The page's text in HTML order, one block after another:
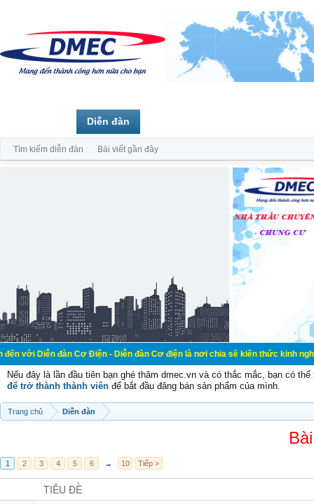
đàn Cơ Điện - Diễn đàn Cơ điện là nơi chia sẽ kiến thức kinh nghiệm
Nếu đây là lần đầu tiên bạn ghé thăm dmec.vn và có thắc mắc, bạn có
để trở thành thành viên để bắt đầu đăng bán sản phẩm của mình.
Trang chủ Diễn đàn
1 2 3 4 5 6 → 10 Tiếp >
TIÊU ĐỀ
Diễn đàn
Tìm kiếm diễn đàn Bài viết gần đây